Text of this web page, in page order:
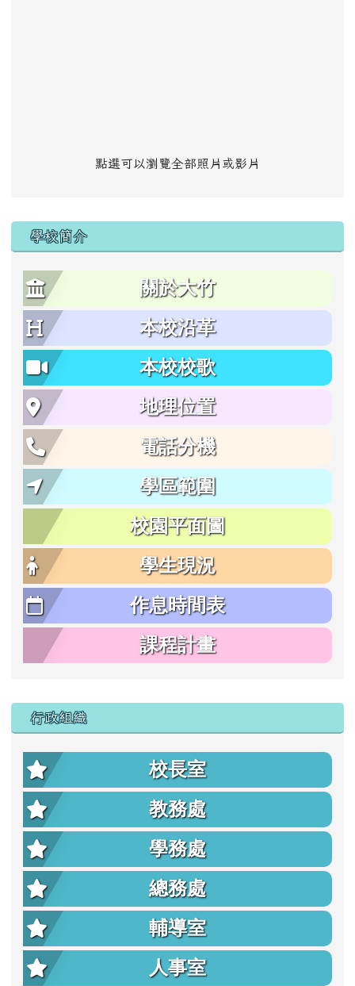
點選可以瀏覽全部照片或影片
學校簡介
關於大竹
本校沿革
本校校歌
地理位置
電話分機
學區範圍
校園平面圖
學生現況
作息時間表
課程計畫
行政組織
校長室
教務處
學務處
總務處
輔導室
人事室